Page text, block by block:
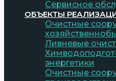
Сервисное
ОБЪЕКТЫ
Очистные
Ливневые
энергетики
Очистные